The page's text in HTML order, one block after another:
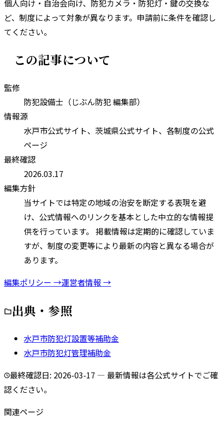
個人向け・自治会向け、防犯カメラ・防犯灯・鍵の交換な
ど、制度によって対象が異なります。申請前に条件を確認し
てください。
この記事について
監修
防犯設備士（じぶん防犯 編集部）
情報源
水戸市公式サイト、 茨城県公式サイト、各制度の公式
ページ
最終確認
2026.03.17
編集方針
当サイトでは特定の地域の治安を断定する表現を避
け、公式情報へのリンクを基本とした中立的な情報提
供を行っています。 掲載情報は定期的に確認していま
すが、制度の変更等により最新の内容と異なる場合が
あります。
編集ポリシー →運営者情報 →
出典・参照
水戸市防犯灯設置等補助金
水戸市防犯灯管理補助金
最終確認日: 2026-03-17 — 最新情報は各公式サイトでご確
認ください。
関連ページ